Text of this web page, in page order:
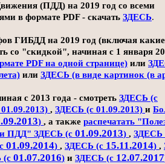
(ПДД) на 2019 год со всеми
в формате PDF - скачать ЗДЕСЬ.
ГИБДД на 2019 год (включая какие
со "скидкой", начиная с 1 января
PDF на одной странице) или
или ЗДЕСЬ (в виде картинок (в
с 2013 года - смотреть ЗДЕСЬ (с
, ЗДЕСЬ (с 01.09.2013) и
) , а также распечатать
ПДД" ЗДЕСЬ (с 01.09.2013) , ЗДЕСЬ
01.09.2014) , ЗДЕСЬ (с 15.11.2014) ,
(с 01.07.2016) и ЗДЕСЬ (с 12.07.2017